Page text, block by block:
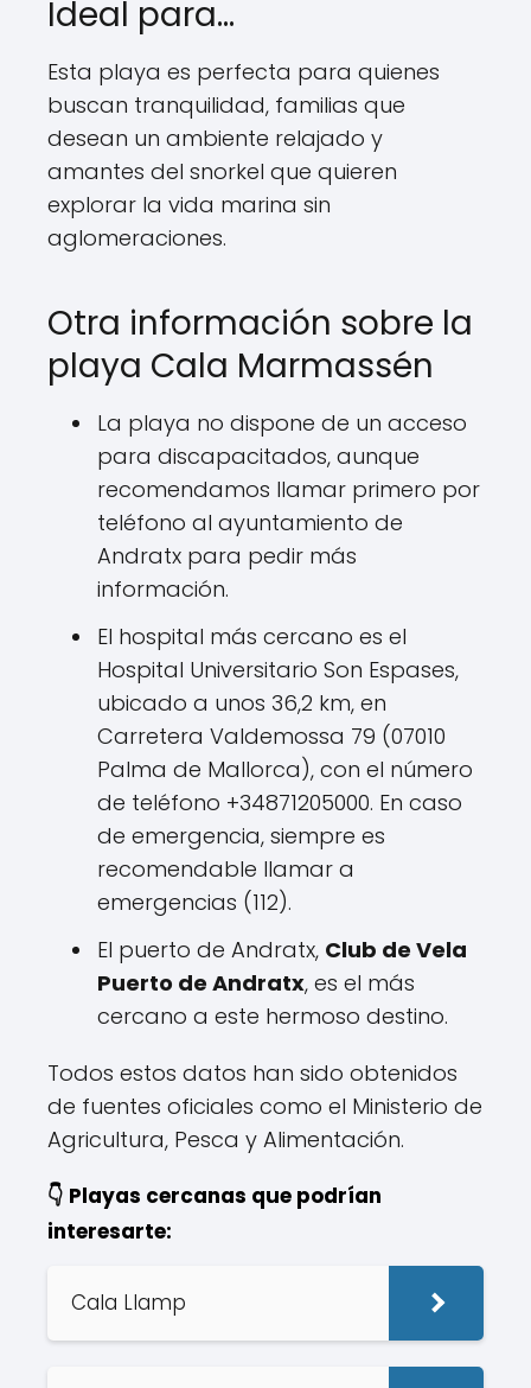
Ideal para…
Esta playa es perfecta para quienes
buscan tranquilidad, familias que
desean un ambiente relajado y
amantes del snorkel que quieren
explorar la vida marina sin
aglomeraciones.
Otra información sobre la
playa Cala Marmassén
La playa no dispone de un acceso
para discapacitados, aunque
recomendamos llamar primero por
teléfono al ayuntamiento de
Andratx para pedir más
información.
El hospital más cercano es el
Hospital Universitario Son Espases,
ubicado a unos 36,2 km, en
Carretera Valdemossa 79 (07010
Palma de Mallorca), con el número
de teléfono +34871205000. En caso
de emergencia, siempre es
recomendable llamar a
emergencias (112).
El puerto de Andratx, Club de Vela
Puerto de Andratx, es el más
cercano a este hermoso destino.
Todos estos datos han sido obtenidos
de fuentes oficiales como el Ministerio de
Agricultura, Pesca y Alimentación.
👇 Playas cercanas que podrían
interesarte:
Cala Llamp